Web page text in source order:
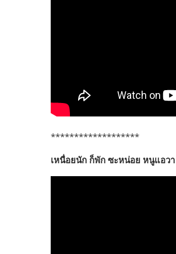
*******************
เหนื่อยนัก ก็พัก ซะหน่อย หนูแอว